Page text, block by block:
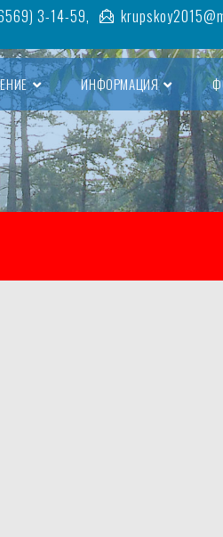
3-14-59,
ИНФОРМАЦИЯ